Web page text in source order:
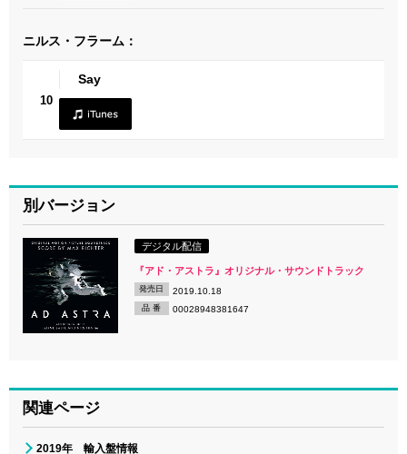
ニルス・フラーム：
10
Say
別バージョン
デジタル配信
『アド・アストラ』オリジナル・サウンドトラック
発売日 2019.10.18
品 番 00028948381647
関連ページ
2019年 輸入盤情報